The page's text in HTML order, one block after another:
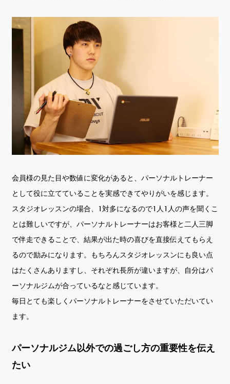
会員様の見た目や数値に変化があると、パーソナルトレーナー
として役に立てていることを実感できてやりがいを感じます。
スタジオレッスンの場合、1対多になるので1人1人の声を聞くこ
とは難しいですが、パーソナルトレーナーはお客様と二人三脚
で伴走できることで、結果が出た時の喜びを直接伝えてもらえ
るので励みになります。もちろんスタジオレッスンにも良い点
はたくさんありますし、それぞれ長所が違いますが、自分はパ
ーソナルジムが合っているなと感じています。
毎日とても楽しくパーソナルトレーナーをさせていただいてい
ます。
パーソナルジム以外での過ごし方の重要性を伝え
たい